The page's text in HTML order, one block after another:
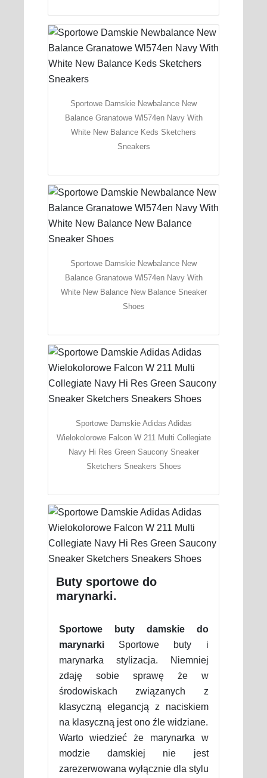
Sportowe Damskie Newbalance New
Balance Granatowe Wl574en Navy With
White New Balance Keds Sketchers
Sneakers
Sportowe Damskie Newbalance New
Balance Granatowe Wl574en Navy With
White New Balance New Balance Sneaker
Shoes
Sportowe Damskie Adidas Adidas
Wielokolorowe Falcon W 211 Multi Collegiate
Navy Hi Res Green Saucony Sneaker
Sketchers Sneakers Shoes
Buty sportowe do
marynarki.
Sportowe buty damskie do
marynarkiSportowe buty i
marynarka stylizacja. Niemniej
zdaję sobie sprawę że w
środowiskach związanych z
klasyczną elegancją z naciskiem
na klasyczną jest ono źle widziane.
Warto wiedzieć że marynarka w
modzie damskiej nie jest
zarezerwowana wyłącznie dla stylu